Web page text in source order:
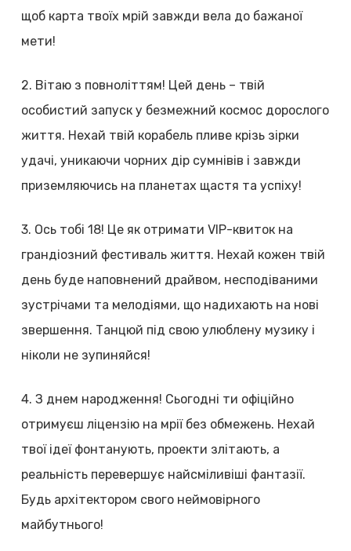
щоб карта твоїх мрій завжди вела до бажаної
мети!
2. Вітаю з повноліттям! Цей день – твій
особистий запуск у безмежний космос дорослого
життя. Нехай твій корабель пливе крізь зірки
удачі, уникаючи чорних дір сумнівів і завжди
приземляючись на планетах щастя та успіху!
3. Ось тобі 18! Це як отримати VIP-квиток на
грандіозний фестиваль життя. Нехай кожен твій
день буде наповнений драйвом, несподіваними
зустрічами та мелодіями, що надихають на нові
звершення. Танцюй під свою улюблену музику і
ніколи не зупиняйся!
4. З днем народження! Сьогодні ти офіційно
отримуєш ліцензію на мрії без обмежень. Нехай
твої ідеї фонтанують, проекти злітають, а
реальність перевершує найсміливіші фантазії.
Будь архітектором свого неймовірного
майбутнього!